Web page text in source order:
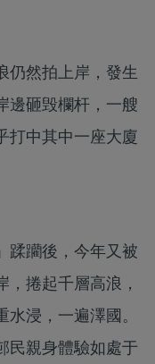
仍然拍上岸，發生
邊砸毁欄杆，一艘
打中其中一座大廈
蹂躪後，今年又被
，捲起千層高浪，
浸，一遍澤國。
民親身體驗如處于